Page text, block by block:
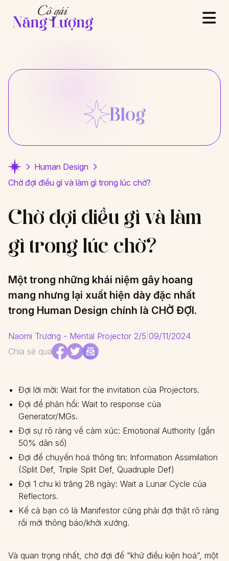
Blog
Human Design
Chờ đợi điều gì và làm gì trong lúc chờ?
Chờ đợi điều gì và làm
gì trong lúc chờ?
Một trong những khái niệm gây hoang
mang nhưng lại xuất hiện dày đặc nhất
trong Human Design chính là CHỜ ĐỢI.
Naomi Trương - Mental Projector 2/5 09/11/2024
Chia sẻ qua
Đợi lời mời: Wait for the invitation của Projectors.
Đợi để phản hổi: Wait to response của
Generator/MGs.
Đợi sự rõ ràng về cảm xúc: Emotional Authority (gần
50% dân số)
Đợi để chuyển hoá thông tin: Information Assimilation
(Split Def, Triple Split Def, Quadruple Def)
Đợi 1 chu kì trăng 28 ngày: Wait a Lunar Cycle của
Reflectors.
Kể cả bạn có là Manifestor cũng phải đợi thật rõ ràng
rồi mới thông báo/khởi xướng.
Và quan trọng nhất, chờ đợi để “khử điều kiện hoá”, một